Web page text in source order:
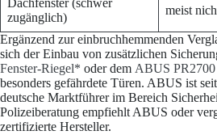
Dachfenster (schwer
zugänglich)
meist
Ergänzend zur einbruchhemmenden
sich der Einbau von zusätzlichen
Fenster-Riegel* oder dem ABUS
besonders gefährdete Türen. ABUS ist
deutsche Marktführer im Bereich
Polizeiberatung empfiehlt ABUS oder
zertifizierte Hersteller.